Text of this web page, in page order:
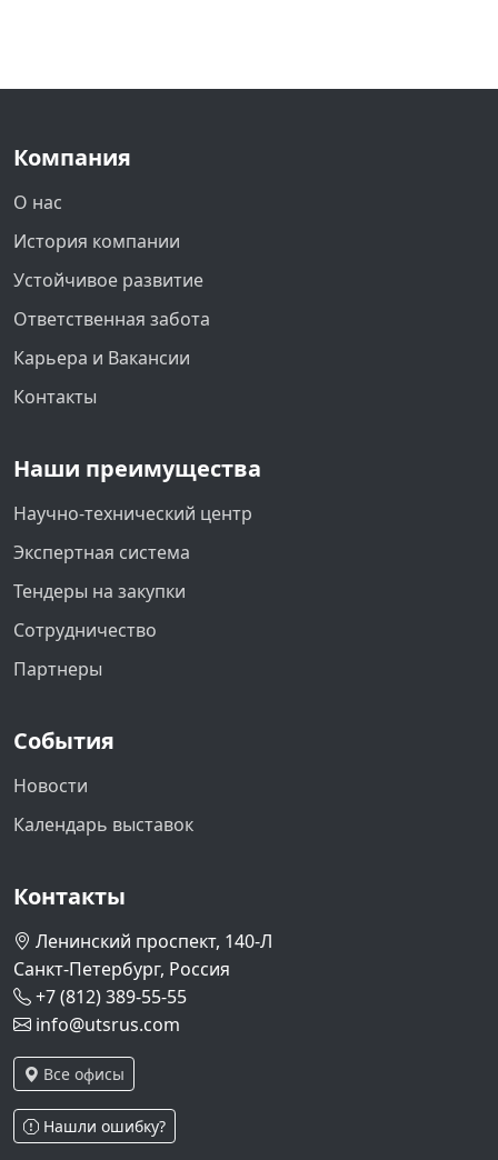
Компания
О нас
История компании
Устойчивое развитие
Ответственная забота
Карьера и Вакансии
Контакты
Наши преимущества
Научно-технический центр
Экспертная система
Тендеры на закупки
Сотрудничество
Партнеры
События
Новости
Календарь выставок
Контакты
Ленинский проспект, 140-Л
Санкт-Петербург, Россия
+7 (812) 389-55-55
info@utsrus.com
Все офисы
Нашли ошибку?